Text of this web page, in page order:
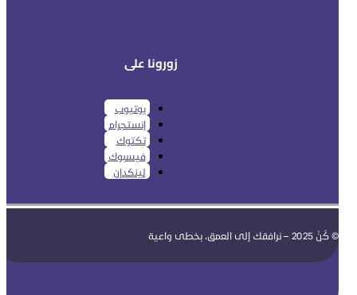
زورونا على
يوتيوب
إنستجرام
تكتوك
فيسبوك
لينكدإن
© كُنْ 2025 – نرافقك إلى العمق، بخطى واعية